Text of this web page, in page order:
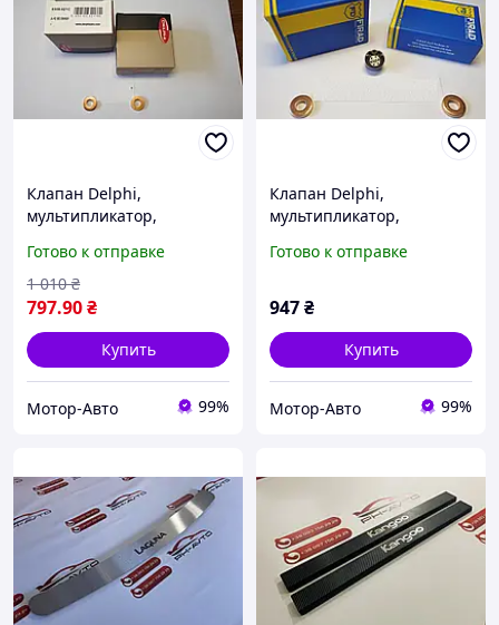
Клапан Delphi,
мультипликатор,
Готово к отправке
797.90₴
1 010 ₴
Купить
Мотор-Авто 99%
Клапан Delphi,
мультипликатор,
Готово к отправке
947₴
Купить
Мотор-Авто 99%